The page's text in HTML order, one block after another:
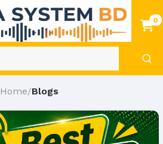
0
Home/Blogs